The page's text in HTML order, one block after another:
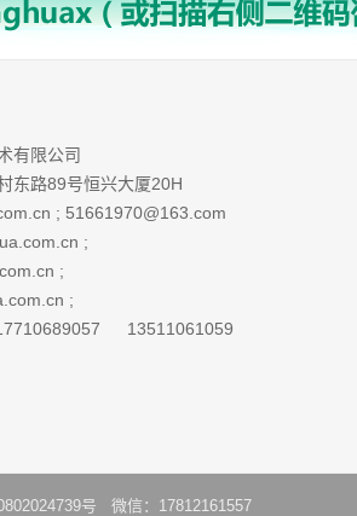
有限公司
路89号恒兴大厦20H
; 51661970@163.com
;
;
;
13511061059
号 微信：17812161557